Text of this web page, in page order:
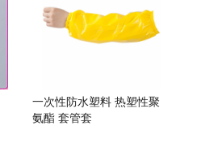
一次性防水塑料 热塑性聚
氨酯 套管套